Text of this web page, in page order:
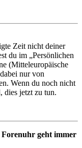
Zeit nicht deiner
du im „Persönlichen
(Mitteleuropäische
nur von
Wenn du noch nicht
dies jetzt zu tun.
Forenuhr geht immer